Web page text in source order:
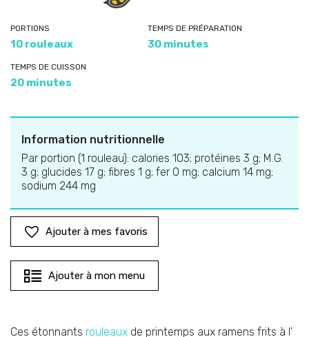
PORTIONS
10 rouleaux
TEMPS DE PRÉPARATION
30 minutes
TEMPS DE CUISSON
20 minutes
Information nutritionnelle
Par portion (1 rouleau): calories 103; protéines 3 g; M.G.
3 g; glucides 17 g; fibres 1 g; fer 0 mg; calcium 14 mg;
sodium 244 mg
Ajouter à mes favoris
Ajouter à mon menu
Ces étonnants rouleaux de printemps aux ramens frits à l'